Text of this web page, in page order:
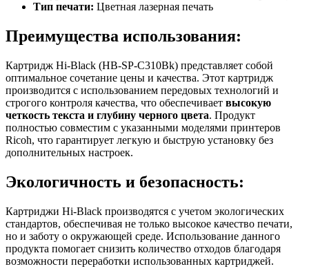
Тип печати: Цветная лазерная печать
Преимущества использования:
Картридж Hi-Black (HB-SP-C310Bk) представляет собой
оптимальное сочетание цены и качества. Этот картридж
производится с использованием передовых технологий и
строгого контроля качества, что обеспечивает высокую
четкость текста и глубину черного цвета. Продукт
полностью совместим с указанными моделями принтеров
Ricoh, что гарантирует легкую и быструю установку без
дополнительных настроек.
Экологичность и безопасность:
Картриджи Hi-Black производятся с учетом экологических
стандартов, обеспечивая не только высокое качество печати,
но и заботу о окружающей среде. Использование данного
продукта помогает снизить количество отходов благодаря
возможности переработки использованных картриджей.